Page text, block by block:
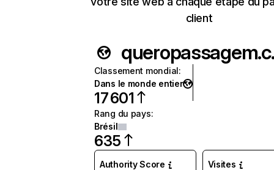
client
Classement mondial:
Dans le monde entier
17 601
Rang du pays:
Brésil
635
Authority Score Visites